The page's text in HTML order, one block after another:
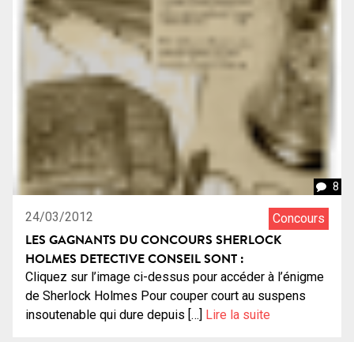
8
24/03/2012 Concours
LES GAGNANTS DU CONCOURS SHERLOCK
HOLMES DETECTIVE CONSEIL SONT :
Cliquez sur l’image ci-dessus pour accéder à l’énigme
de Sherlock Holmes Pour couper court au suspens
insoutenable qui dure depuis […] Lire la suite